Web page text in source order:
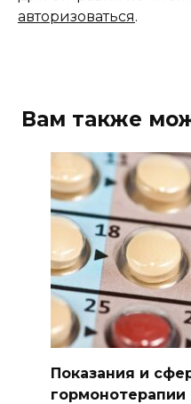
авторизоваться.
Вам также
Показания и
гормонотерапии